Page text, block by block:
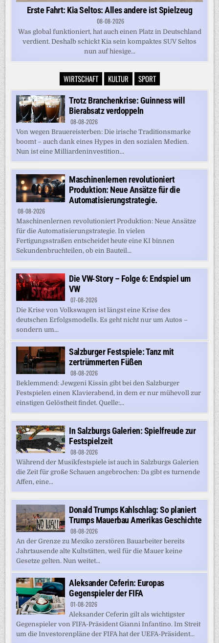
Erste Fahrt: Kia Seltos: Alles andere ist Spielzeug
08-08-2026
Was global funktioniert, hat auch einen Platz in Deutschland
verdient. Deshalb schickt Kia sein kompaktes SUV Seltos
nun auf hiesige...
WIRTSCHAFT KULTUR SPORT
Trotz Branchenkrise: Guinness will
Bierabsatz verdoppeln
08-08-2026
Von wegen Brauereisterben: Die irische Traditionsmarke
boomt – auch dank eines Hypes in den sozialen Medien.
Nun ist eine Milliardeninvestition...
Maschinenlernen revolutioniert
Produktion: Neue Ansätze für die
Automatisierungstrategie.
08-08-2026
Maschinenlernen revolutioniert Produktion: Neue Ansätze
für die Automatisierungstrategie. In vielen
Fertigungsstraßen entscheidet heute eine KI binnen
Sekundenbruchteilen, ob ein Bauteil...
Die VW-Story – Folge 6: Endspiel um
VW
07-08-2026
Die Krise von Volkswagen ist längst eine Krise des
deutschen Erfolgsmodells. Es geht nicht nur um Autos –
sondern um...
Salzburger Festspiele: Tanz mit
zertrümmerten Füßen
08-08-2026
Beklemmend: Jewgeni Kissin gibt bei den Salzburger
Festspielen einen Klavierabend, in dem er nur mühevoll zur
einstigen Gelöstheit findet. Quelle:...
In Salzburgs Galerien: Spielfreude zur
Festspielzeit
08-08-2026
Während der Musikfestspiele ist auch in Salzburgs Galerien
die Zeit für große Schauen angebrochen: Da gibt es turnende
Affen, eine...
Donald Trumps Kahlschlag: So planiert
Trumps Mauerbau Amerikas Geschichte
08-08-2026
An der Grenze zu Mexiko zerstören Bauarbeiter bereits
Jahrtausende alte Kultstätten, weil für die Mauer keine
Gesetze gelten. Nun weitet...
Aleksander Ceferin: Europas
Gegenspieler der FIFA
01-08-2026
Aleksander Ceferin gilt als wichtigster
Gegenspieler von FIFA-Präsident Gianni Infantino. Im Streit
um die Investorenpläne der FIFA hat der UEFA-Präsident...